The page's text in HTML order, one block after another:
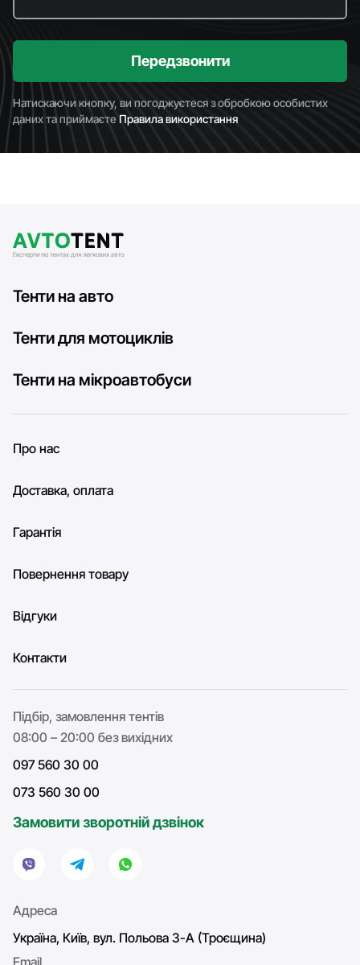
Передзвонити
Натискаючи кнопку, ви погоджуєтеся з обробкою особистих
даних та приймаєтеПравила використання
Тенти на авто
Тенти для мотоциклів
Тенти на мікроавтобуси
Про нас
Доставка, оплата
Гарантія
Повернення товару
Відгуки
Контакти
Підбір, замовлення тентів
08:00 – 20:00 без вихідних
097 560 30 00
073 560 30 00
Замовити зворотній дзвінок
Адреса
Україна, Київ, вул. Польова 3-А (Троєщина)